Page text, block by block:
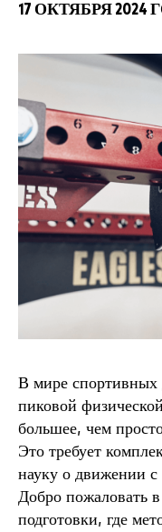
17 ОКТЯБРЯ 2024
В мире спортивных
пиковой
большее, чем
Это требует
науку о движении
Добро пожаловать
подготовки, где